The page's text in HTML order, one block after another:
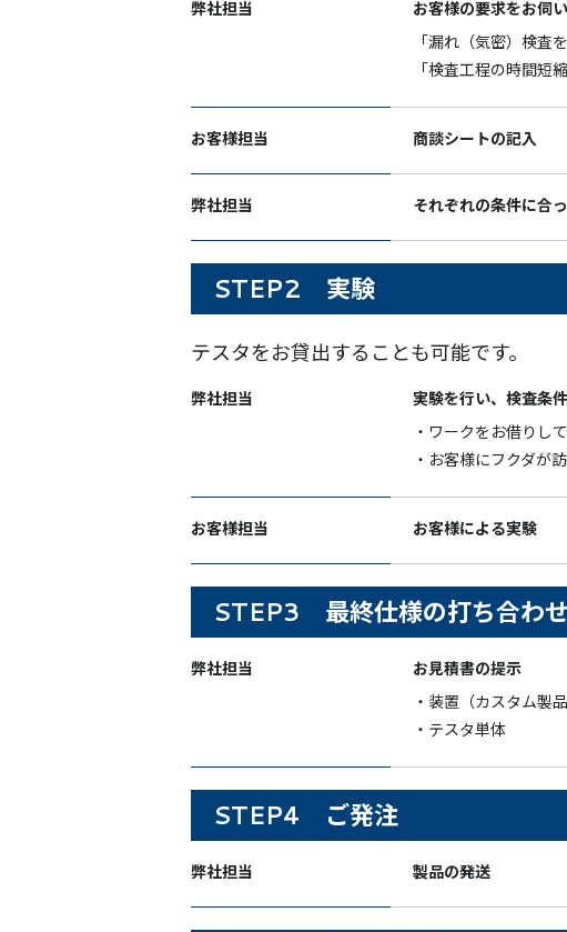
弊社担当
お客様の要求をお伺
「漏れ（気密）検査
「検査工程の時間
お客様担当 商談シートの記入
弊社担当 それぞれの条件に合
STEP2 実験
テスタをお貸出することも可能です。
弊社担当
実験を行い、検査条
・ワークをお借りし
・お客様にフクダが
お客様担当 お客様による実験
STEP3 最終仕様の打ち合わせ
弊社担当
お見積書の提示
・装置（カスタム製
・テスタ単体
STEP4 ご発注
弊社担当 製品の発送